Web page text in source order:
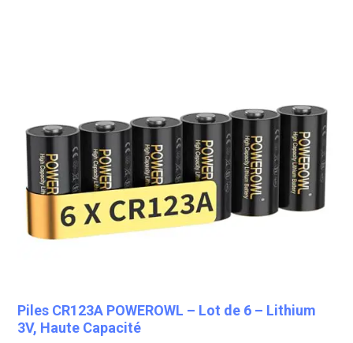
Piles CR123A POWEROWL – Lot de 6 – Lithium
3V, Haute Capacité